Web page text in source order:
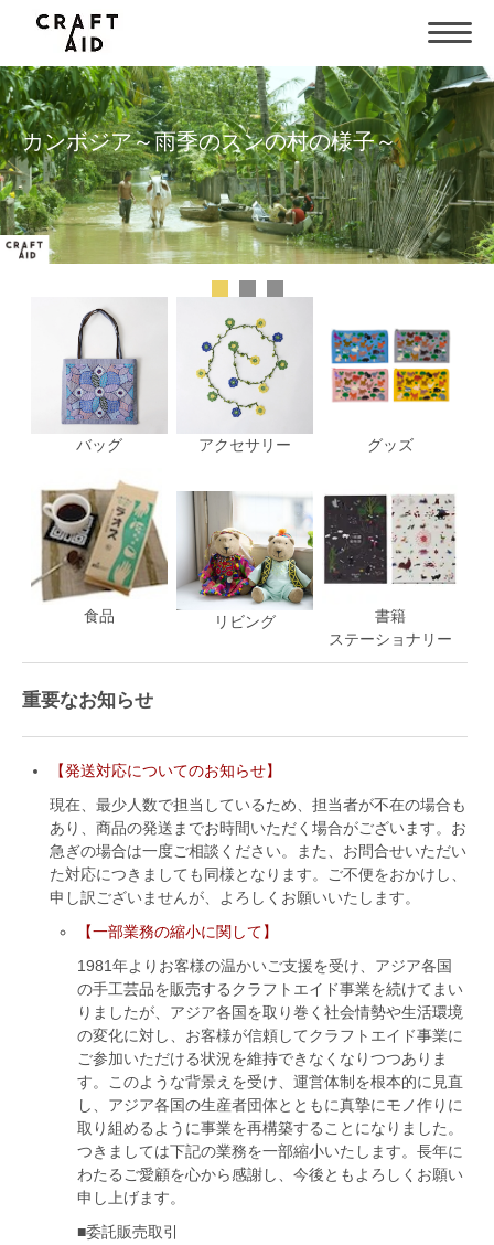
バッグ アクセサリー グッズ
食品 リビング
書籍
ステーショナリー
重要なお知らせ
【発送対応についてのお知らせ】
現在、最少人数で担当しているため、担当者が不在の場合も
あり、商品の発送までお時間いただく場合がございます。お
急ぎの場合は一度ご相談ください。また、お問合せいただい
た対応につきましても同様となります。ご不便をおかけし、
申し訳ございませんが、よろしくお願いいたします。
【一部業務の縮小に関して】
1981年よりお客様の温かいご支援を受け、アジア各国
の手工芸品を販売するクラフトエイド事業を続けてまい
りましたが、アジア各国を取り巻く社会情勢や生活環境
の変化に対し、お客様が信頼してクラフトエイド事業に
ご参加いただける状況を維持できなくなりつつありま
す。このような背景えを受け、運営体制を根本的に見直
し、アジア各国の生産者団体とともに真摯にモノ作りに
取り組めるように事業を再構築することになりました。
つきましては下記の業務を一部縮小いたします。長年に
わたるご愛顧を心から感謝し、今後ともよろしくお願い
申し上げます。
■委託販売取引